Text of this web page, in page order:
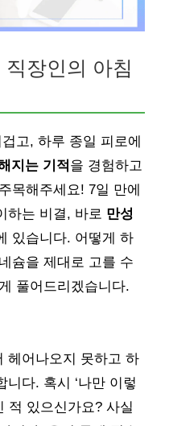
장인의 아침
고, 하루 종일 피로에
지는 기적을 경험하고
목해주세요! 7일 만에
하는 비결, 바로 만성
있습니다. 어떻게 하
슘을 제대로 고를 수
풀어드리겠습니다.
헤어나오지 못하고 하
니다. 혹시 ‘나만 이렇
적 있으신가요? 사실